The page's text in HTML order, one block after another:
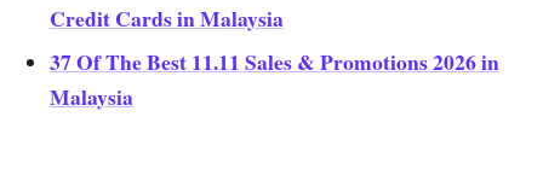
Credit Cards in Malaysia
37 Of The Best 11.11 Sales & Promotions 2026 in
Malaysia